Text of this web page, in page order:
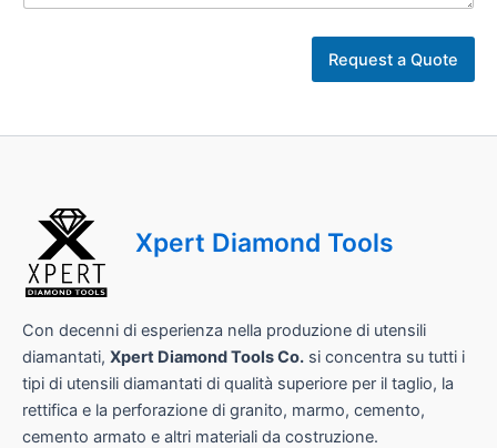
Request a Quote
Xpert Diamond Tools
Con decenni di esperienza nella produzione di utensili
diamantati, Xpert Diamond Tools Co. si concentra su tutti i
tipi di utensili diamantati di qualità superiore per il taglio, la
rettifica e la perforazione di granito, marmo, cemento,
cemento armato e altri materiali da costruzione.